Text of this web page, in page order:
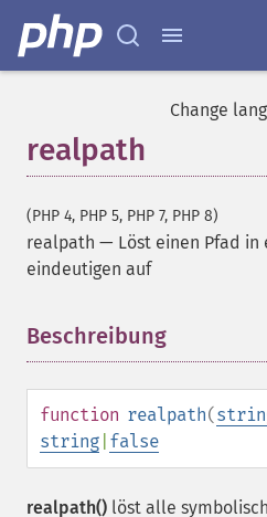
Change
realpath
(PHP 4, PHP 5, PHP 7, PHP 8)
realpath — Löst einen Pfad
eindeutigen auf
Beschreibung
function realpath(
string false
realpath() löst alle